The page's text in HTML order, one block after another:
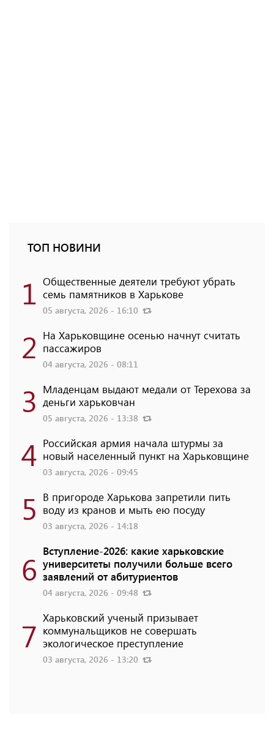
ТОП НОВИНИ
1 Общественные деятели требуют убрать
семь памятников в Харькове
05 августа, 2026 - 16:10
2 На Харьковщине осенью начнут считать
пассажиров
04 августа, 2026 - 08:11
3 Младенцам выдают медали от Терехова за
деньги харьковчан
05 августа, 2026 - 13:38
4 Российская армия начала штурмы за
новый населенный пункт на Харьковщине
03 августа, 2026 - 09:45
5 В пригороде Харькова запретили пить
воду из кранов и мыть ею посуду
03 августа, 2026 - 14:18
6 Вступление-2026: какие харьковские
университеты получили больше всего
заявлений от абитуриентов
04 августа, 2026 - 09:48
7 Харьковский ученый призывает
коммунальщиков не совершать
экологическое преступление
03 августа, 2026 - 13:20